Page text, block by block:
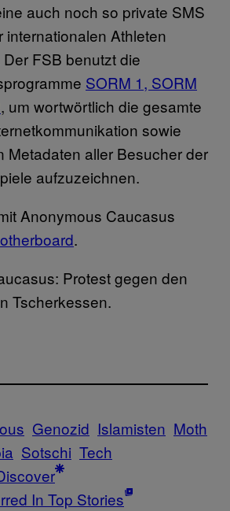
auch noch so private SMS
internationalen Athleten
FSB benutzt die
SORM 1, SORM
, um wortwörtlich die gesamte
sowie
Metadaten aller Besucher der
aufzuzeichnen.
Anonymous Caucasus
.
Protest gegen den
Tscherkessen.
Genozid Islamisten Moth
Sotschi Tech
In Top Stories